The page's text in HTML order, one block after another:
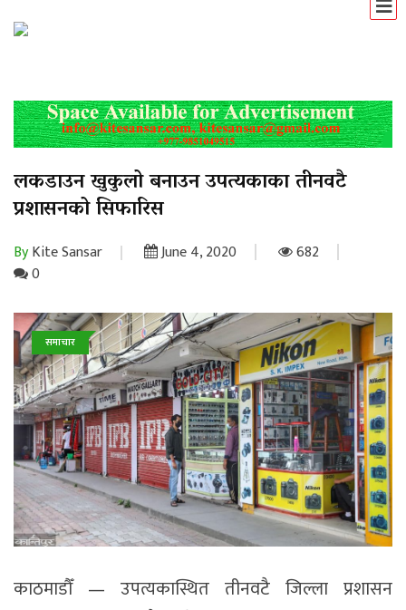
लकडाउन खुकुलो बनाउन उपत्यकाका तीनवटै
प्रशासनको सिफारिस
ByKite Sansar June 4, 2020
682
0
समाचार
काठमाडौँ — उपत्यकास्थित तीनवटै जिल्ला प्रशासन